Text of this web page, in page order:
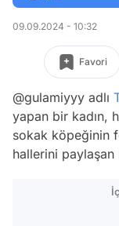
09.09.2024 - 10:32
Favori
@gulamiyyy adlı
yapan bir kadın,
sokak köpeğinin
hallerini paylaşan